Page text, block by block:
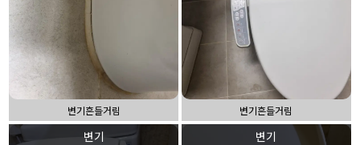
변기흔들거림 변기흔들거림
변기 변기